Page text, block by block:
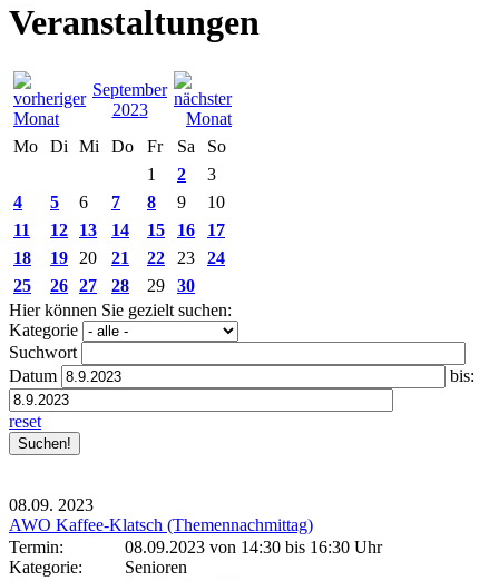
Veranstaltungen
September
2023
Mo
Di Mi Do Fr Sa
So
1
2
3
4
5 6 7 8 9
10
11
12 13 14 15 16
17
18
19 20 21 22 23
24
25
26 27 28 29
30
Hier können Sie gezielt suchen:
Kategorie
Suchwort
Datum
bis:
reset
08.09. 2023
AWO Kaffee-Klatsch (Themennachmittag)
Termin:
08.09.2023 von 14:30 bis 16:30 Uhr
Kategorie:
Senioren